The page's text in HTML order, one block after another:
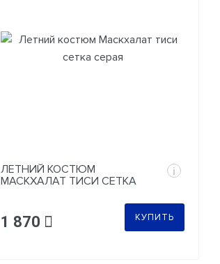
ЛЕТНИЙ КОСТЮМ
МАСКХАЛАТ ТИСИ СЕТКА
i
1 870 КУПИТЬ